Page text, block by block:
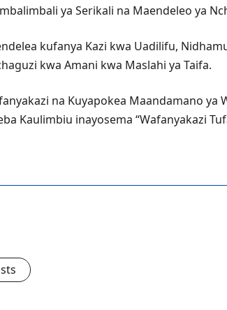
ya Serikali na Maendeleo ya
kufanya Kazi kwa Uadilifu,
kwa Amani kwa Maslahi ya Taifa.
na Kuyapokea Maandamano
Kaulimbiu inayosema “Wafanyakazi